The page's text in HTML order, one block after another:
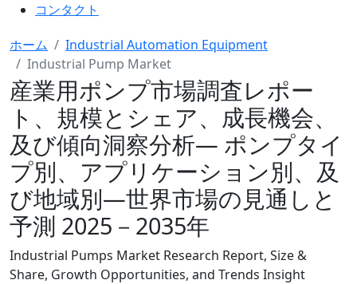
コンタクト
ホーム
Industrial Automation Equipment
Industrial Pump Market
産業用ポンプ市場調査レポー
ト、規模とシェア、成長機会、
及び傾向洞察分析― ポンプタイ
プ別、アプリケーション別、及
び地域別―世界市場の見通しと
予測 2025－2035年
Industrial Pumps Market Research Report, Size &
Share, Growth Opportunities, and Trends Insight